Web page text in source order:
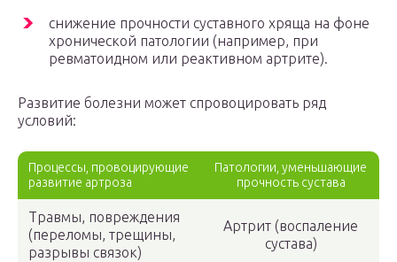
снижение прочности суставного хряща на фоне
хронической патологии (например, при
ревматоидном или реактивном артрите).
Развитие болезни может спровоцировать ряд
условий:
Процессы, провоцирующие
развитие артроза
Патологии, уменьшающие
прочность сустава
Травмы, повреждения
(переломы, трещины,
разрывы связок)
Артрит (воспаление
сустава)